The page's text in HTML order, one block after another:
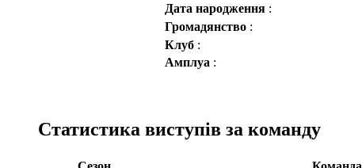
Дата народження :
Громадянство :
Клуб :
Амплуа :
Статистика виступів за команду